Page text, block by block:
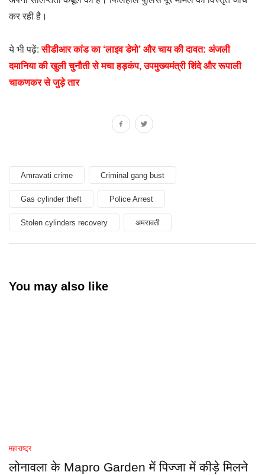
कर रही है।
ये भी पढ़ें:सीडीआर कांड का ‘लाइव डेमो’ और चाय की दावत: अंजली
दमानिया की खुली चुनौती से मचा हड़कंप, उपमुख्यमंत्री शिंदे और रूपाली
चाकणकर से जुड़े तार
Amravati crime Criminal gang bust
Gas cylinder theft Police Arrest
Stolen cylinders recovery अमरावती
You may also like
महाराष्ट्र
लोनावला के Mapro Garden में पिज्जा में कीड़े मिलने